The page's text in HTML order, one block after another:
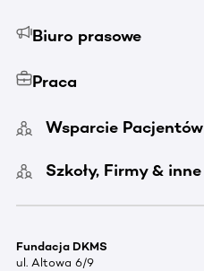
Biuro prasowe
Praca
Wsparcie Pacjentów
Szkoły, Firmy & inne
Fundacja DKMS
ul. Altowa 6/9